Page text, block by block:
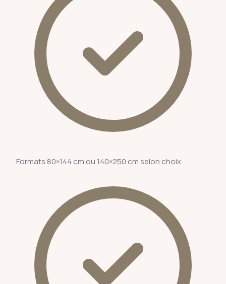
Formats 80×144 cm ou 140×250 cm selon choix